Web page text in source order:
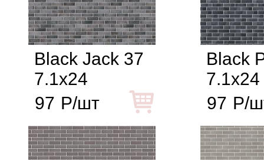
Black Jack 37
7.1x24
97 Р/шт
Black
7.1x24
97 Р/